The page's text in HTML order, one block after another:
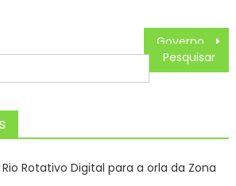
Rotativo Digital para a orla da Zona